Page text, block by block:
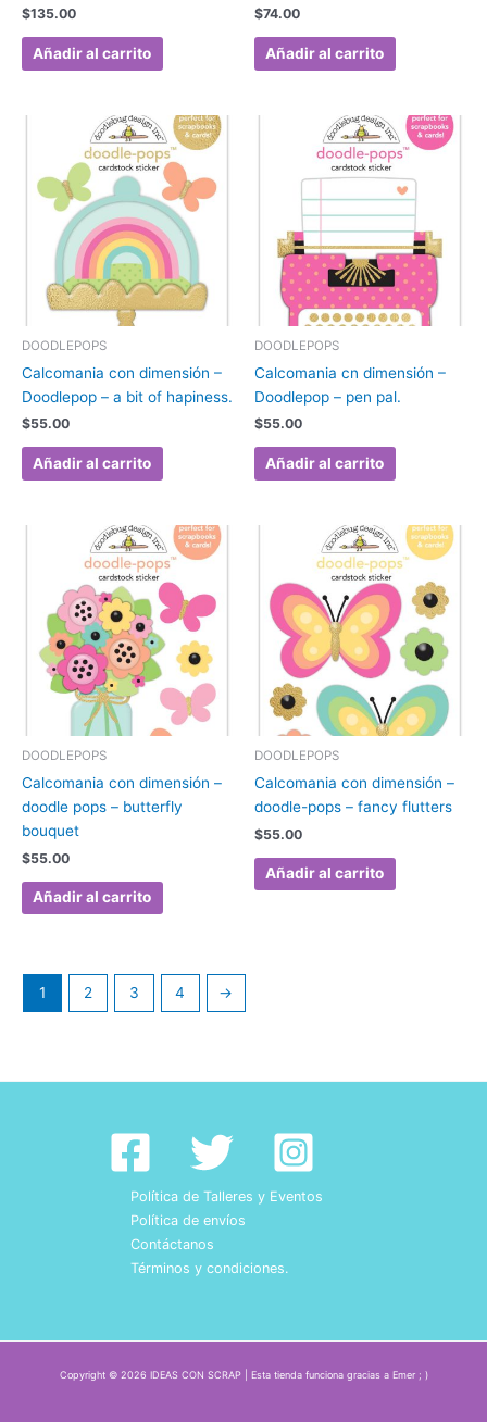
$135.00
Añadir al carrito
$74.00
Añadir al carrito
DOODLEPOPS
Calcomania con dimensión –
Doodlepop – a bit of hapiness.
$55.00
Añadir al carrito
DOODLEPOPS
Calcomania cn dimensión –
Doodlepop – pen pal.
$55.00
Añadir al carrito
DOODLEPOPS
Calcomania con dimensión –
doodle pops – butterfly
bouquet
$55.00
Añadir al carrito
DOODLEPOPS
Calcomania con dimensión –
doodle-pops – fancy flutters
$55.00
Añadir al carrito
1 2 3 4 →
Política de Talleres y Eventos
Política de envíos
Contáctanos
Términos y condiciones.
Copyright © 2026 IDEAS CON SCRAP | Esta tienda funciona gracias a Emer ; )